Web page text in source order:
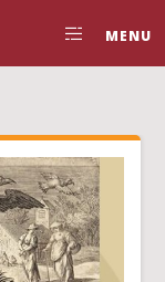
MENU